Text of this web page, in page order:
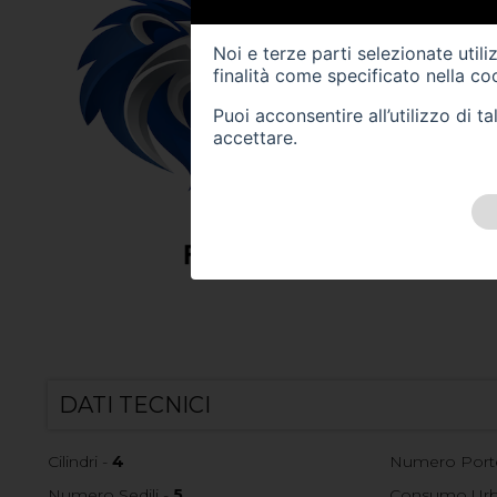
DATI TECNICI
Cilindri - 4 Numero
Noi e terze parti selezionate
finalità come specificato nella
Puoi acconsentire all’utilizzo di
accettare.